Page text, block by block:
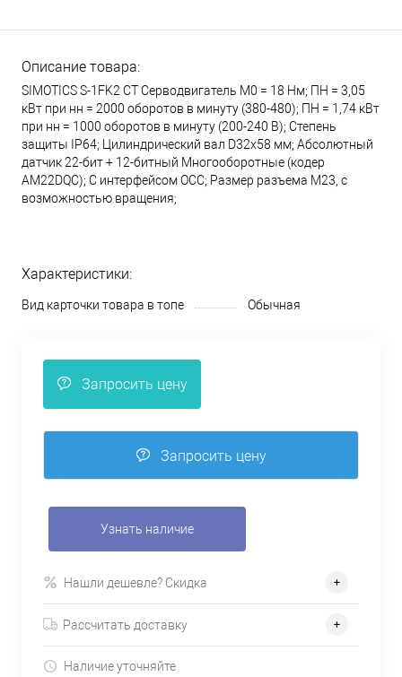
Описание товара:
SIMOTICS S-1FK2 CT Серводвигатель М0 = 18 Нм; ПН = 3,05
кВт при нн = 2000 оборотов в минуту (380-480); ПН = 1,74 кВт
при нн = 1000 оборотов в минуту (200-240 В); Степень
защиты IP64; Цилиндрический вал D32x58 мм; Абсолютный
датчик 22-бит + 12-битный Многооборотные (кодер
AM22DQC); С интерфейсом OCC; Размер разъема М23, с
возможностью вращения;
Характеристики:
Вид карточки товара в топе Обычная
Запросить цену
Запросить цену
Узнать наличие
Нашли дешевле? Скидка
Рассчитать доставку
Наличие уточняйте